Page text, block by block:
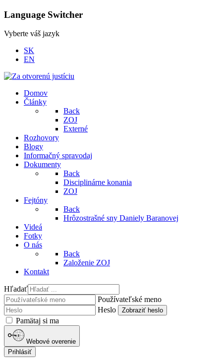
Language Switcher
Vyberte váš jazyk
SK
EN
Domov
Články
Back
ZOJ
Externé
Rozhovory
Blogy
Informačný spravodaj
Dokumenty
Back
Disciplinárne konania
ZOJ
Fejtóny
Back
Hrôzostrašné sny Daniely Baranovej
Videá
Fotky
O nás
Back
Založenie ZOJ
Kontakt
Hľadať
Používateľské meno
Heslo
Zobraziť heslo
Pamätaj si ma
Webové overenie
Prihlásiť